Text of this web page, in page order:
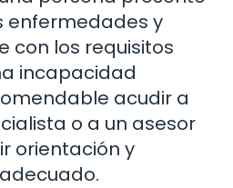
enfermedades y
con los requisitos
incapacidad
acudir a
o a un asesor
orientación y